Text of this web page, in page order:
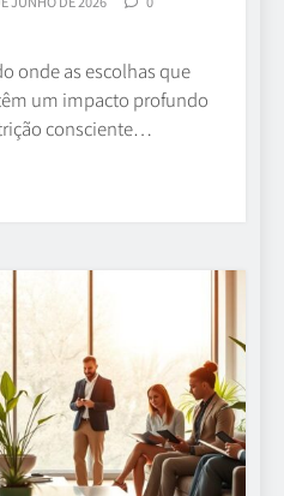
onde as escolhas que
um impacto profundo
consciente…